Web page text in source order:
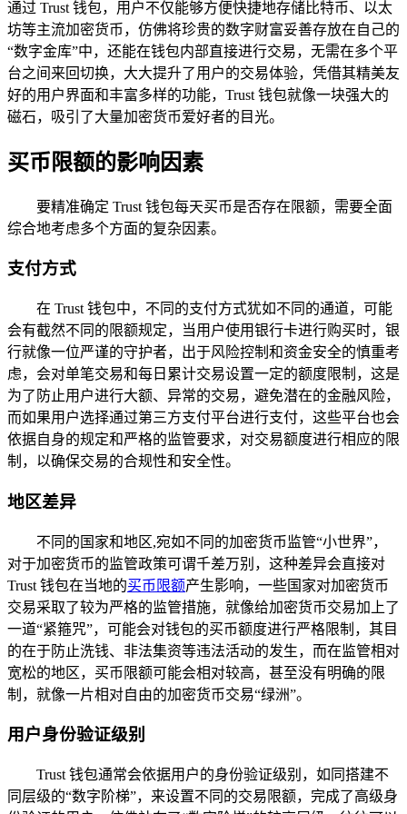
通过 Trust 钱包，用户不仅能够方便快捷地存储比特币、以太
坊等主流加密货币，仿佛将珍贵的数字财富妥善存放在自己的
“数字金库”中，还能在钱包内部直接进行交易，无需在多个平
台之间来回切换，大大提升了用户的交易体验，凭借其精美友
好的用户界面和丰富多样的功能，Trust 钱包就像一块强大的
磁石，吸引了大量加密货币爱好者的目光。
买币限额的影响因素
要精准确定 Trust 钱包每天买币是否存在限额，需要全面
综合地考虑多个方面的复杂因素。
支付方式
在 Trust 钱包中，不同的支付方式犹如不同的通道，可能
会有截然不同的限额规定，当用户使用银行卡进行购买时，银
行就像一位严谨的守护者，出于风险控制和资金安全的慎重考
虑，会对单笔交易和每日累计交易设置一定的额度限制，这是
为了防止用户进行大额、异常的交易，避免潜在的金融风险，
而如果用户选择通过第三方支付平台进行支付，这些平台也会
依据自身的规定和严格的监管要求，对交易额度进行相应的限
制，以确保交易的合规性和安全性。
地区差异
不同的国家和地区,宛如不同的加密货币监管“小世界”，
对于加密货币的监管政策可谓千差万别，这种差异会直接对
Trust 钱包在当地的买币限额产生影响，一些国家对加密货币
交易采取了较为严格的监管措施，就像给加密货币交易加上了
一道“紧箍咒”，可能会对钱包的买币额度进行严格限制，其目
的在于防止洗钱、非法集资等违法活动的发生，而在监管相对
宽松的地区，买币限额可能会相对较高，甚至没有明确的限
制，就像一片相对自由的加密货币交易“绿洲”。
用户身份验证级别
Trust 钱包通常会依据用户的身份验证级别，如同搭建不
同层级的“数字阶梯”，来设置不同的交易限额，完成了高级身